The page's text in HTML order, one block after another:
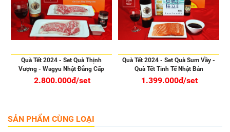
Quà Tết 2024 - Set Quà Thịnh
Vượng - Wagyu Nhật Đẳng Cấp
2.800.000đ/set
Quà Tết 2024 - Set Quà Sum Vầy -
Quà Tết Tinh Tế Nhật Bản
1.399.000đ/set
SẢN PHẨM CÙNG LOẠI